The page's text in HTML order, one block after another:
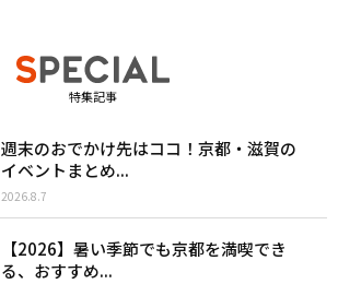
特集記事
週末のおでかけ先はココ！京都・滋賀の
イベントまとめ...
2026.8.7
【2026】暑い季節でも京都を満喫でき
る、おすすめ...